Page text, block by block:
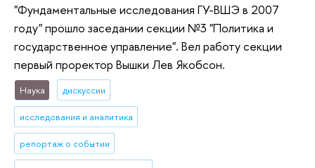
"Фундаментальные исследования ГУ-ВШЭ в 2007
году" прошло заседании секции №3 "Политика и
государственное управление". Вел работу секции
первый проректор Вышки Лев Якобсон.
Наука дискуссии
исследования и аналитика
репортаж о событии